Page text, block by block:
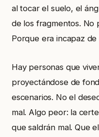
al tocar el suelo, el
de los fragmentos. No
Porque era incapaz
Hay personas que
proyectándose de
escenarios. No el
mal. Algo peor: la
que saldrán mal. Que